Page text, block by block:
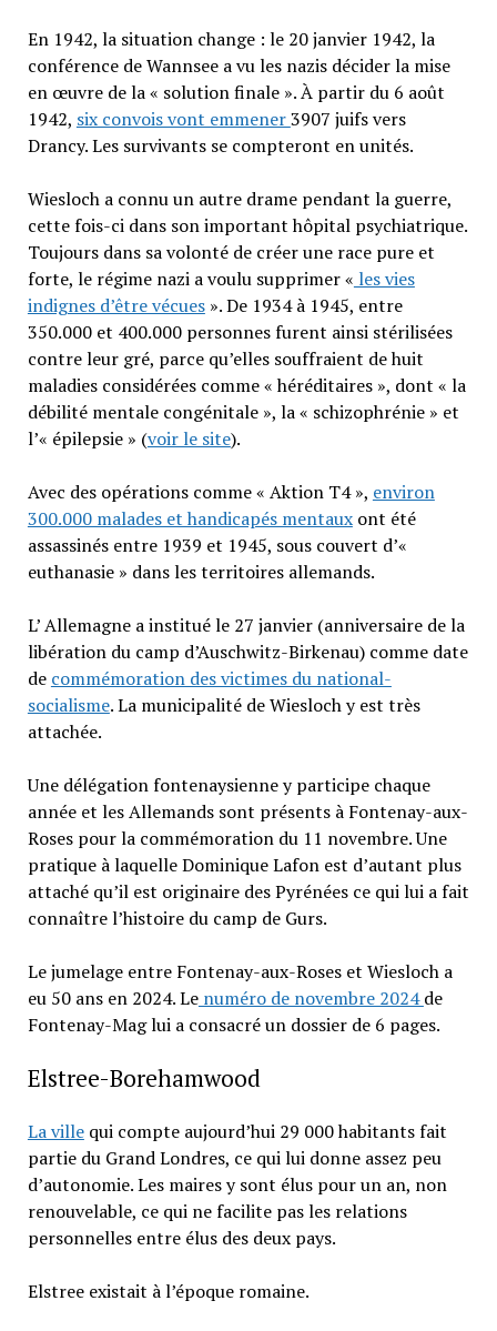
En 1942, la situation change : le 20 janvier 1942, la
conférence de Wannsee a vu les nazis décider la mise
en œuvre de la « solution finale ». À partir du 6 août
1942, six convois vont emmener3907 juifs vers
Drancy. Les survivants se compteront en unités.
Wiesloch a connu un autre drame pendant la guerre,
cette fois-ci dans son important hôpital psychiatrique.
Toujours dans sa volonté de créer une race pure et
forte, le régime nazi a voulu supprimer « les vies
indignes d’être vécues». De 1934 à 1945, entre
350.000 et 400.000 personnes furent ainsi stérilisées
contre leur gré, parce qu’elles souffraient de huit
maladies considérées comme « héréditaires », dont « la
débilité mentale congénitale », la « schizophrénie » et
l’« épilepsie » (voir le site).
Avec des opérations comme « Aktion T4 », environ
300.000 malades et handicapés mentauxont été
assassinés entre 1939 et 1945, sous couvert d’«
euthanasie » dans les territoires allemands.
L’ Allemagne a institué le 27 janvier (anniversaire de la
libération du camp d’Auschwitz-Birkenau) comme date
de commémoration des victimes du national-
socialisme. La municipalité de Wiesloch y est très
attachée.
Une délégation fontenaysienne y participe chaque
année et les Allemands sont présents à Fontenay-aux-
Roses pour la commémoration du 11 novembre. Une
pratique à laquelle Dominique Lafon est d’autant plus
attaché qu’il est originaire des Pyrénées ce qui lui a fait
connaître l’histoire du camp de Gurs.
Le jumelage entre Fontenay-aux-Roses et Wiesloch a
eu 50 ans en 2024. Lenuméro de novembre 2024de
Fontenay-Mag lui a consacré un dossier de 6 pages.
Elstree-Borehamwood
La villequi compte aujourd’hui 29 000 habitants fait
partie du Grand Londres, ce qui lui donne assez peu
d’autonomie. Les maires y sont élus pour un an, non
renouvelable, ce qui ne facilite pas les relations
personnelles entre élus des deux pays.
Elstree existait à l’époque romaine.